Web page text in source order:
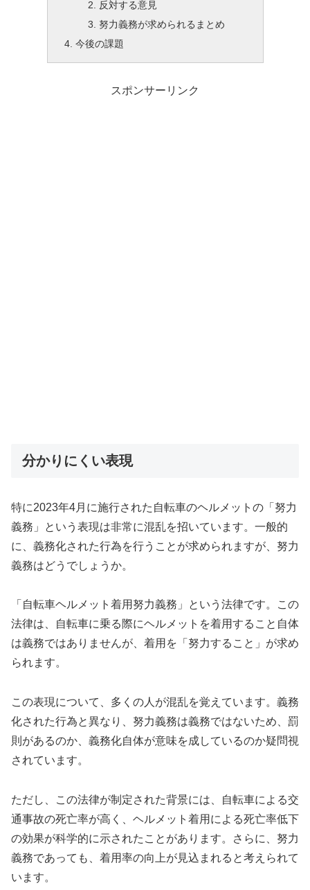
反対する意見
努力義務が求められるまとめ
今後の課題
スポンサーリンク
分かりにくい表現
特に2023年4月に施行された自転車のヘルメットの「努力
義務」という表現は非常に混乱を招いています。一般的
に、義務化された行為を行うことが求められますが、努力
義務はどうでしょうか。
「自転車ヘルメット着用努力義務」という法律です。この
法律は、自転車に乗る際にヘルメットを着用すること自体
は義務ではありませんが、着用を「努力すること」が求め
られます。
この表現について、多くの人が混乱を覚えています。義務
化された行為と異なり、努力義務は義務ではないため、罰
則があるのか、義務化自体が意味を成しているのか疑問視
されています。
ただし、この法律が制定された背景には、自転車による交
通事故の死亡率が高く、ヘルメット着用による死亡率低下
の効果が科学的に示されたことがあります。さらに、努力
義務であっても、着用率の向上が見込まれると考えられて
います。